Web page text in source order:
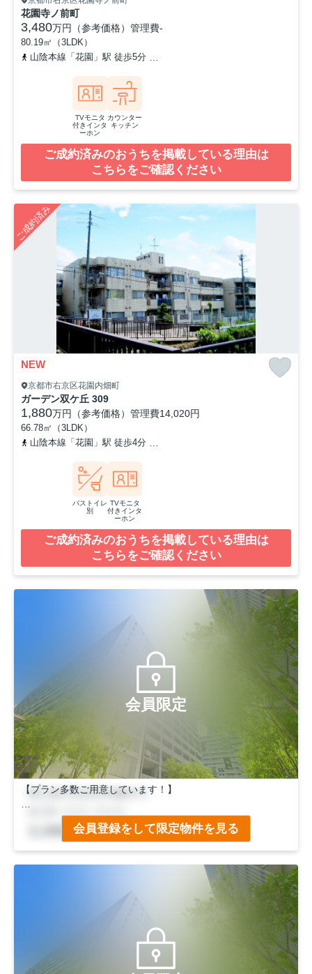
花園寺ノ前町
3,480万円（参考価格） 管理費-
80.19㎡（3LDK）
山陰本線「花園」駅 徒歩5分
TVモニタ
付きインタ
ーホン
カウンター
キッチン
ご成約済みのおうちを掲載している理由は
こちらをご確認ください
ご成約済み
NEW
京都市右京区花園内畑町
ガーデン双ケ丘 309
1,880万円（参考価格） 管理費14,020円
66.78㎡（3LDK）
山陰本線「花園」駅 徒歩4分
バストイレ
別
TVモニタ
付きインタ
ーホン
ご成約済みのおうちを掲載している理由は
こちらをご確認ください
会員限定
【プラン多数ご用意しています！】
◆南向き！
日当たりぽかぽか♪
市バス「木辻南町」停徒歩５分
会員登録をして限定物件を見る